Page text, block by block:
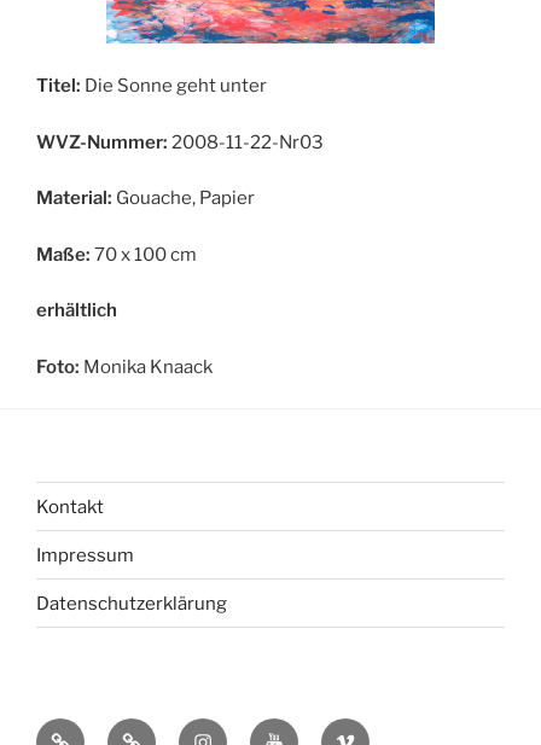
Titel: Die Sonne geht unter
WVZ-Nummer: 2008-11-22-Nr03
Material: Gouache, Papier
Maße: 70 x 100 cm
erhältlich
Foto: Monika Knaack
Kontakt
Impressum
Datenschutzerklärung
bsky MastadonInstagramYou Vimeo